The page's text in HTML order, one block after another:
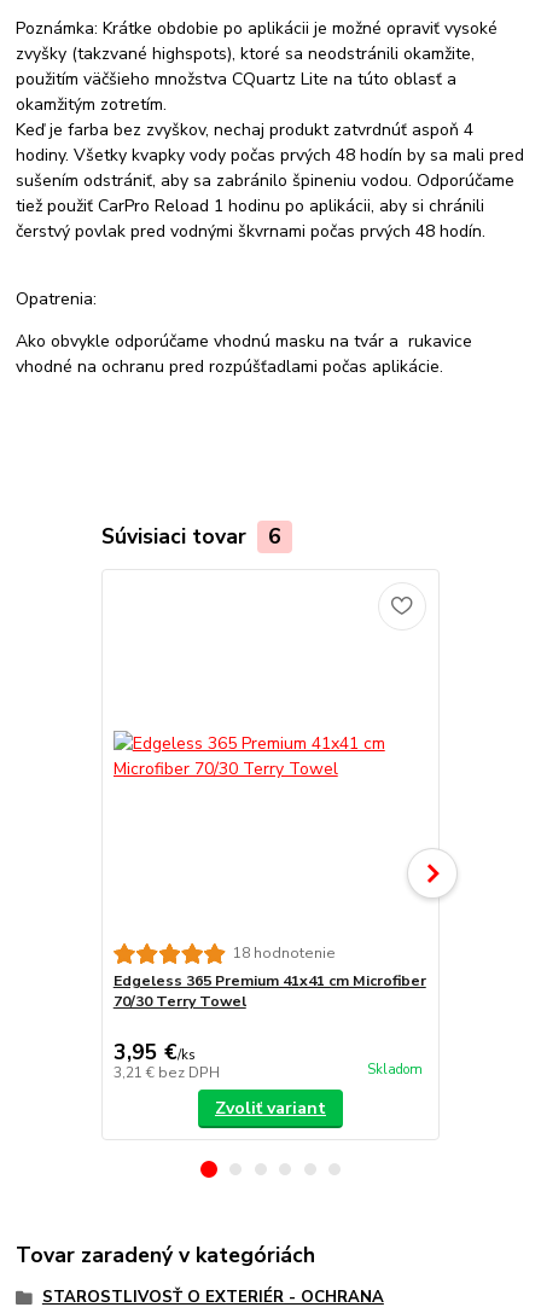
Poznámka: Krátke obdobie po aplikácii je možné opraviť vysoké
zvyšky (takzvané highspots), ktoré sa neodstránili okamžite,
použitím väčšieho množstva CQuartz Lite na túto oblasť a
okamžitým zotretím.
Keď je farba bez zvyškov, nechaj produkt zatvrdnúť aspoň 4
hodiny. Všetky kvapky vody počas prvých 48 hodín by sa mali pred
sušením odstrániť, aby sa zabránilo špineniu vodou. Odporúčame
tiež použiť CarPro Reload 1 hodinu po aplikácii, aby si chránili
čerstvý povlak pred vodnými škvrnami počas prvých 48 hodín.
Opatrenia:
Ako obvykle odporúčame vhodnú masku na tvár a rukavice
vhodné na ochranu pred rozpúšťadlami počas aplikácie.
Súvisiaci tovar 6
18 hodnotenie
Edgeless 365 Premium 41x41 cm Microfiber
70/30 Terry Towel
3,95 €/ks
3,21 € bez DPH Skladom
Zvoliť variant
Tovar zaradený v kategóriách
STAROSTLIVOSŤ O EXTERIÉR - OCHRANA